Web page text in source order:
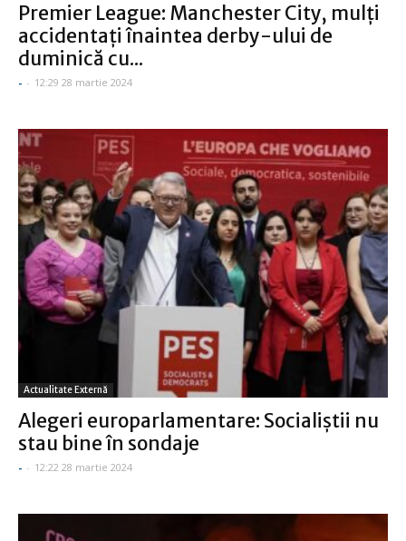
Premier League: Manchester City, mulţi
accidentaţi înaintea derby-ului de
duminică cu...
- - 12:29 28 martie 2024
Actualitate Externă
Alegeri europarlamentare: Socialiştii nu
stau bine în sondaje
- - 12:22 28 martie 2024